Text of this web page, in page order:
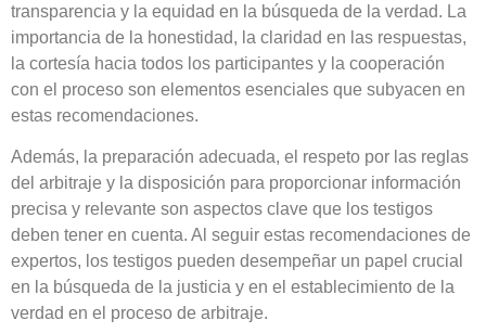
transparencia y la equidad en la búsqueda de la verdad. La
importancia de la honestidad, la claridad en las respuestas,
la cortesía hacia todos los participantes y la cooperación
con el proceso son elementos esenciales que subyacen en
estas recomendaciones.
Además, la preparación adecuada, el respeto por las reglas
del arbitraje y la disposición para proporcionar información
precisa y relevante son aspectos clave que los testigos
deben tener en cuenta. Al seguir estas recomendaciones de
expertos, los testigos pueden desempeñar un papel crucial
en la búsqueda de la justicia y en el establecimiento de la
verdad en el proceso de arbitraje.